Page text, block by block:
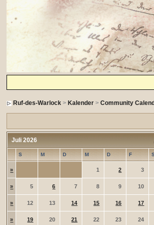
Ruf-des-Warlock > Kalender >Community
Juli 2026
S M D M D F
» 1 2 3
» 5 6 7 8 9 10
» 12 13 14 15 16 17
» 19 20 21 22 23 24